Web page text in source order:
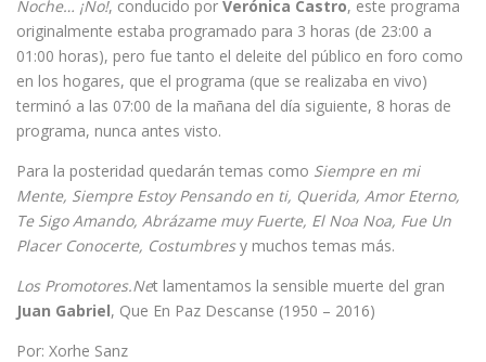
Noche… ¡No!, conducido por Verónica Castro, este programa
originalmente estaba programado para 3 horas (de 23:00 a
01:00 horas), pero fue tanto el deleite del público en foro como
en los hogares, que el programa (que se realizaba en vivo)
terminó a las 07:00 de la mañana del día siguiente, 8 horas de
programa, nunca antes visto.
Para la posteridad quedarán temas como Siempre en mi
Mente, Siempre Estoy Pensando en ti, Querida, Amor Eterno,
Te Sigo Amando, Abrázame muy Fuerte, El Noa Noa, Fue Un
Placer Conocerte, Costumbresy muchos temas más.
Los Promotores.Net lamentamos la sensible muerte del gran
Juan Gabriel, Que En Paz Descanse (1950 – 2016)
Por: Xorhe Sanz